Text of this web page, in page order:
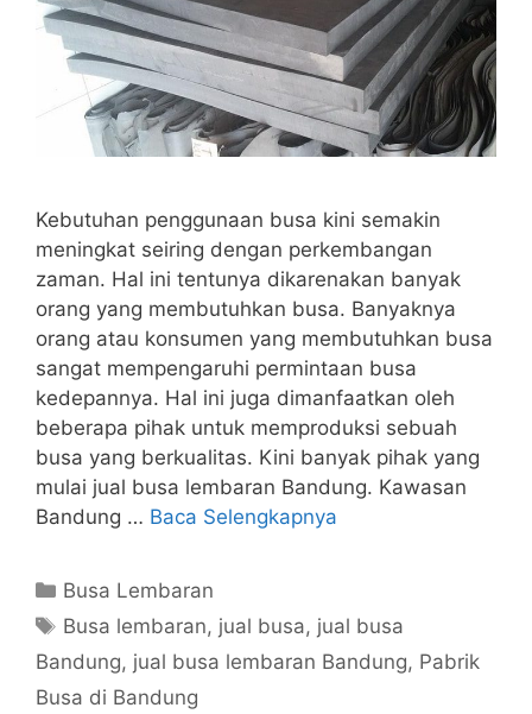
Kebutuhan penggunaan busa kini semakin
meningkat seiring dengan perkembangan
zaman. Hal ini tentunya dikarenakan banyak
orang yang membutuhkan busa. Banyaknya
orang atau konsumen yang membutuhkan busa
sangat mempengaruhi permintaan busa
kedepannya. Hal ini juga dimanfaatkan oleh
beberapa pihak untuk memproduksi sebuah
busa yang berkualitas. Kini banyak pihak yang
mulai jual busa lembaran Bandung. Kawasan
Bandung … Baca Selengkapnya
Kategori
Busa Lembaran
Tag
Busa lembaran, jual busa, jual busa
Bandung, jual busa lembaran Bandung, Pabrik
Busa di Bandung